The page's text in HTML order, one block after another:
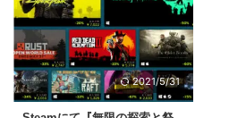
2021/5/31